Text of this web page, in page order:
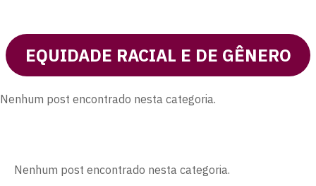
EQUIDADE RACIAL E DE GÊNERO
Nenhum post encontrado nesta categoria.
Nenhum post encontrado nesta categoria.